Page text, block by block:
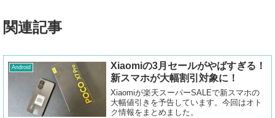
関連記事
Android
Xiaomiの3月セールがやばすぎる！
新スマホが大幅割引対象に！
Xiaomiが楽天スーパーSALEで新スマホの
大幅値引きを予告しています。今回はオト
ク情報をまとめました。